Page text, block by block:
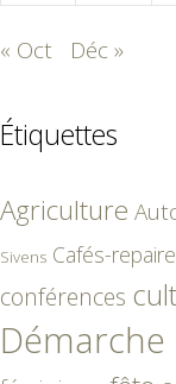
« Oct Déc »
Étiquettes
Agriculture
Sivens Cafés-repaire
conférences